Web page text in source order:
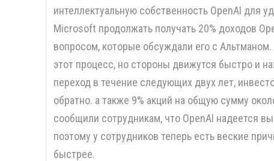
интеллектуальную собственность OpenAI для
Microsoft продолжать получать 20% доходов
вопросом, которые обсуждали его с
этот процесс, но стороны движутся быстро и
переход в течение следующих двух лет,
обратно. а также 9% акций на общую сумму
сообщили сотрудникам, что OpenAI надеется
поэтому у сотрудников теперь есть веские
быстрее.